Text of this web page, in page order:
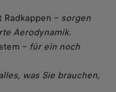
– sorgen
Aerodynamik.
– für ein noch
was Sie brauchen,